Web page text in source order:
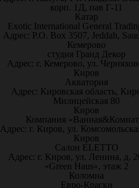
корп. 1Д, пав Г-11
Катар
Exotic International General
Адрес: P.O. Box 3507, Jeddah,
Кемерово
студия Гранд Декор
Адрес: г. Кемерово, ул.
Киров
Акватория
Адрес: Кировская область,
Милицейская 80
Киров
Компания
Адрес: г. Киров, ул.
Киров
Салон ELETTO
Адрес: г. Киров, ул. Ленина, д.
«Green Haus», этаж 2
Коломна
Евро-Краски